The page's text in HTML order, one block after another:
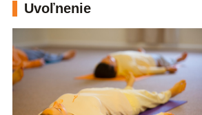
Uvoľnenie